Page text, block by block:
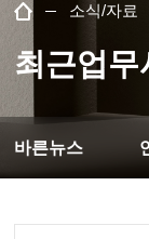
소식/자료
최근업무
바른뉴스